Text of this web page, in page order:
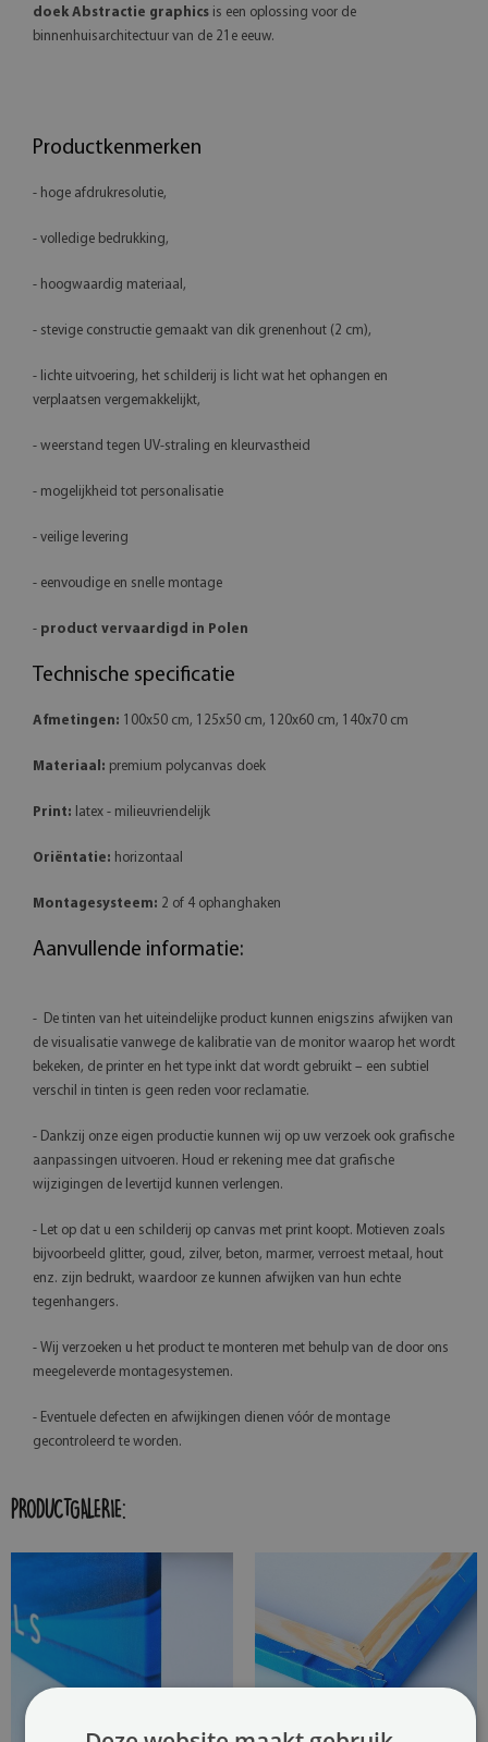
doek Abstractie graphics is een oplossing voor de
binnenhuisarchitectuur van de 21e eeuw.
Productkenmerken
- hoge afdrukresolutie,
- volledige bedrukking,
- hoogwaardig materiaal,
- stevige constructie gemaakt van dik grenenhout (2 cm),
- lichte uitvoering, het schilderij is licht wat het ophangen en
verplaatsen vergemakkelijkt,
- weerstand tegen UV-straling en kleurvastheid
- mogelijkheid tot personalisatie
- veilige levering
- eenvoudige en snelle montage
- product vervaardigd in Polen
Technische specificatie
Afmetingen: 100x50 cm, 125x50 cm, 120x60 cm, 140x70 cm
Materiaal: premium polycanvas doek
Print: latex - milieuvriendelijk
Oriëntatie: horizontaal
Montagesysteem: 2 of 4 ophanghaken
Aanvullende informatie:
- De tinten van het uiteindelijke product kunnen enigszins afwijken van
de visualisatie vanwege de kalibratie van de monitor waarop het wordt
bekeken, de printer en het type inkt dat wordt gebruikt – een subtiel
verschil in tinten is geen reden voor reclamatie.
- Dankzij onze eigen productie kunnen wij op uw verzoek ook grafische
aanpassingen uitvoeren. Houd er rekening mee dat grafische
wijzigingen de levertijd kunnen verlengen.
- Let op dat u een schilderij op canvas met print koopt. Motieven zoals
bijvoorbeeld glitter, goud, zilver, beton, marmer, verroest metaal, hout
enz. zijn bedrukt, waardoor ze kunnen afwijken van hun echte
tegenhangers.
- Wij verzoeken u het product te monteren met behulp van de door ons
meegeleverde montagesystemen.
- Eventuele defecten en afwijkingen dienen vóór de montage
gecontroleerd te worden.
PRODUCTGALERIE: